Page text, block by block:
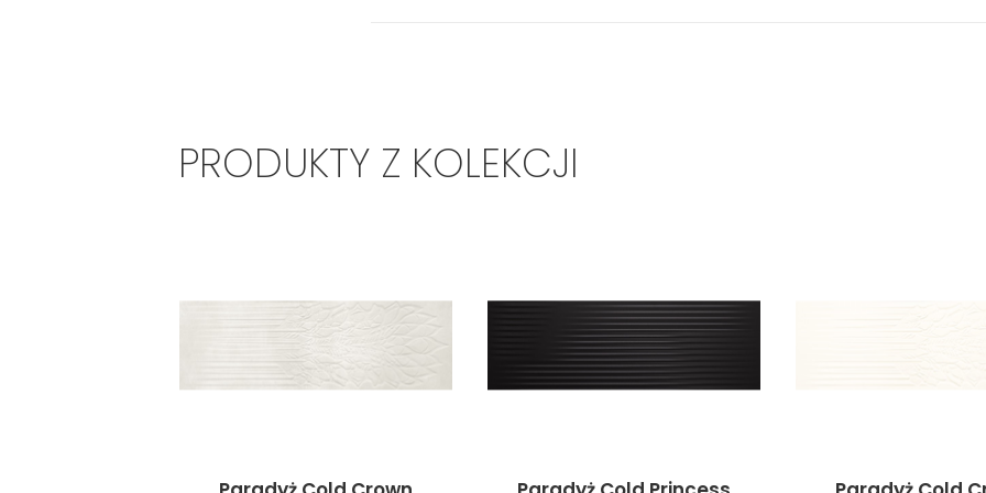
PRODUKTY Z KOLEKCJI